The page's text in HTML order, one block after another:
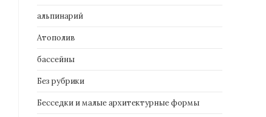
альпинарий
Атополив
бассейны
Без рубрики
Бесседки и малые архитектурные формы